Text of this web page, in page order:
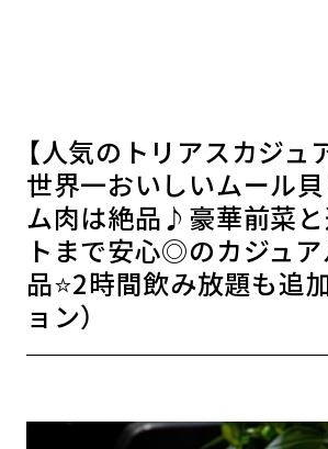
【人気のトリアスカジュ
世界一おいしいムール
ム肉は絶品♪豪華前菜
トまで安心◎のカジュ
品⭐️2時間飲み放題も追
ョン）